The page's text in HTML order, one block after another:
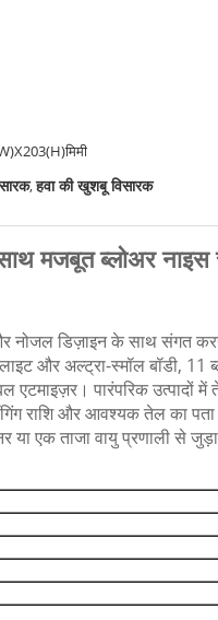
,हवा की खुशबू विसारक
मजबूत ब्लोअर
नोजल डिज़ाइन के साथ संगत
और अल्ट्रा-स्मॉल बॉडी, 11
एटमाइज़र। पारंपरिक उत्पादों
राशि और आवश्यक तेल का
एक ताजा वायु प्रणाली से